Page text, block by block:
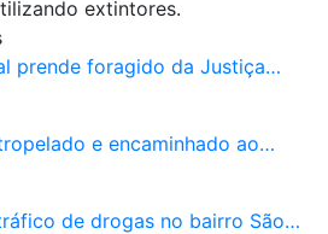
extintores.
prende foragido da Justiça…
e encaminhado ao…
de drogas no bairro São…